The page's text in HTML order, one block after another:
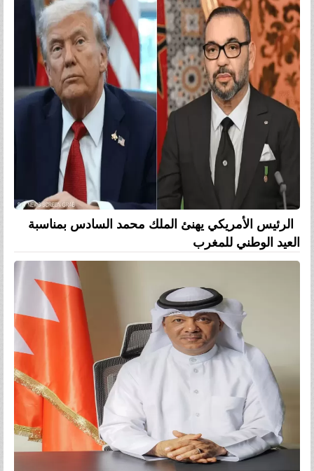
الرئيس الأمريكي يهنئ الملك محمد السادس بمناسبة
العيد الوطني للمغرب